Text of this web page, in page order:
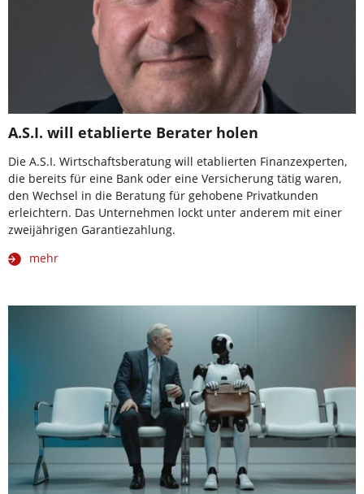
A.S.I. will etablierte Berater holen
Die A.S.I. Wirtschaftsberatung will etablierten Finanzexperten,
die bereits für eine Bank oder eine Versicherung tätig waren,
den Wechsel in die Beratung für gehobene Privatkunden
erleichtern. Das Unternehmen lockt unter anderem mit einer
zweijährigen Garantiezahlung.
mehr